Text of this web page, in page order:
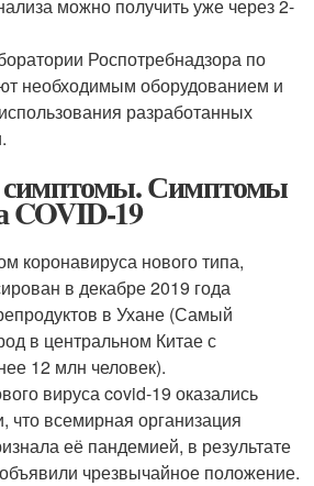
можно получить уже через 2-
Роспотребнадзора по
необходимым оборудованием и
разработанных
симптомы. Симптомы
COVID-19
коронавируса нового типа,
в декабре 2019 года
в Ухане (Самый
в центральном Китае с
12 млн человек).
вируса covid-19 оказались
что всемирная организация
её пандемией, в результате
чрезвычайное положение.